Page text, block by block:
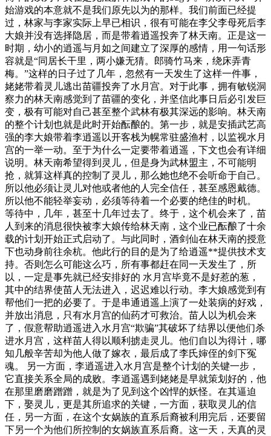
始游戏的本意就不是我们原先以为的那样。我们前面已经提
过，林家与李家实际上早已相识，很有可能在李父李母死后李
大娘并没有选择隐居，而是带着逍遥投奔了林天南。正是这一
时期，幼小的逍遥与月如之间建立了深厚的感情，用一句话形
容就是“同居长干里，两小嫌无猜。郎骑竹马来，绕床弄青
梅。”这样的日子过了几年，忽然有一天发生了这样一件事，
姥姥带着灵儿逃出苗疆投奔了水月宫。对于此事，拥有敏锐洞
察力的林天南感觉到了苗疆的变化，并坚信此事日后必引发巨
变，极有可能对自己甚至整个武林有极其深远的影响。林天南
的整个计划也就是此时开始酝酿的。第一步，就是安插武艺高
强的李大娘带着李逍遥以开客栈为幌常驻盛渔村，以监视水月
宫的一举一动。至于为什么一定要带着逍遥，下文也会有详细
说明。林天南希望得到灵儿，但是身为武林盟主，不可能明
抢，就算这样真的控制了灵儿，那么她也绝不会听命于自己。
所以他必须让灵儿对他或者他的人完全信任，甚至感恩戴德。
所以他不能轻举妄动，必须等待着一个必要的绝佳的时机。
等待中，几年，甚至十几年过去了。终于，这个机会来了，苗
人到来的消息很快被李大娘传给林天南，这个业已酝酿了十余
载的计划开始正式启动了。与此同时，酒剑仙在林天南的授意
下也动身前往余杭。他此行的目的是为了给逍遥**提供技术支
持。否则怎么可能这么巧，所有事都赶在同一天发生了，所
以，一定是事先就已经安排好的 水月宫毕竟不是好惹的葱，
其中的结界使苗人无法进入，迟迟难以行动。李大娘感觉到有
帮他们一把的必要了。于是串通逍遥上演了一处装病的好戏，
并放出消息，只有水月宫的仙药才可救治。苗人以为机会来
了，假意帮助逍遥进入水月宫“欺骗”其破坏了结界以便他们杀
进水月宫，这样苗人得以顺利掳走灵儿。他们自以为得计，哪
知几般辛苦却为他人做了嫁衣，最后成了李氏婶侄的剑下冤
魂。 另一方面，李逍遥进入水月宫是整个计划的关键一步，
它直接关系全局的成败。李逍遥遇到姥姥是早就策划好的，他
在那里磨磨蹭蹭，就是为了见到这个凶悍的妖怪。在其逼迫
下，娶灵儿，更是其所追求的关键，一方面，获取灵儿的信
任，另一方面，在这个女娲族的直系后裔被利用完后，还要留
下另一个为他们所控制的女娲族直系后裔。这一天，天真的灵